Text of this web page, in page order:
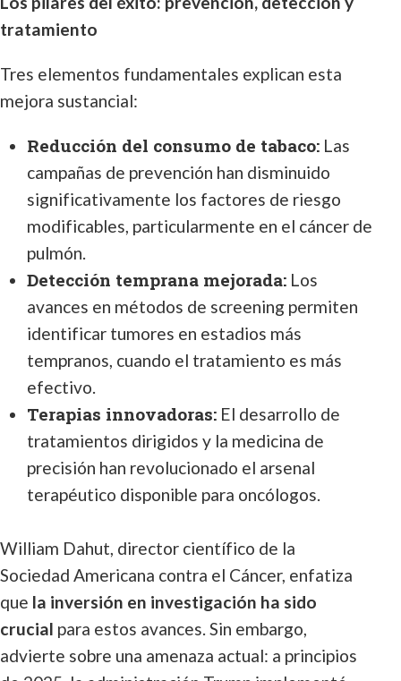
tratamiento
Tres elementos fundamentales explican esta
mejora sustancial:
Reducción del consumo de tabaco: Las
campañas de prevención han disminuido
significativamente los factores de riesgo
modificables, particularmente en el cáncer de
pulmón.
Detección temprana mejorada: Los
avances en métodos de screening permiten
identificar tumores en estadios más
tempranos, cuando el tratamiento es más
efectivo.
Terapias innovadoras: El desarrollo de
tratamientos dirigidos y la medicina de
precisión han revolucionado el arsenal
terapéutico disponible para oncólogos.
William Dahut, director científico de la
Sociedad Americana contra el Cáncer, enfatiza
que la inversión en investigación ha sido
crucial para estos avances. Sin embargo,
advierte sobre una amenaza actual: a principios